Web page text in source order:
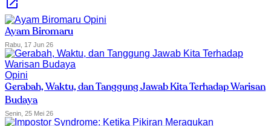
Opini
Ayam Biromaru
Rabu, 17 Jun 26
Opini
Gerabah, Waktu, dan Tanggung Jawab Kita Terhadap Warisan
Budaya
Senin, 25 Mei 26